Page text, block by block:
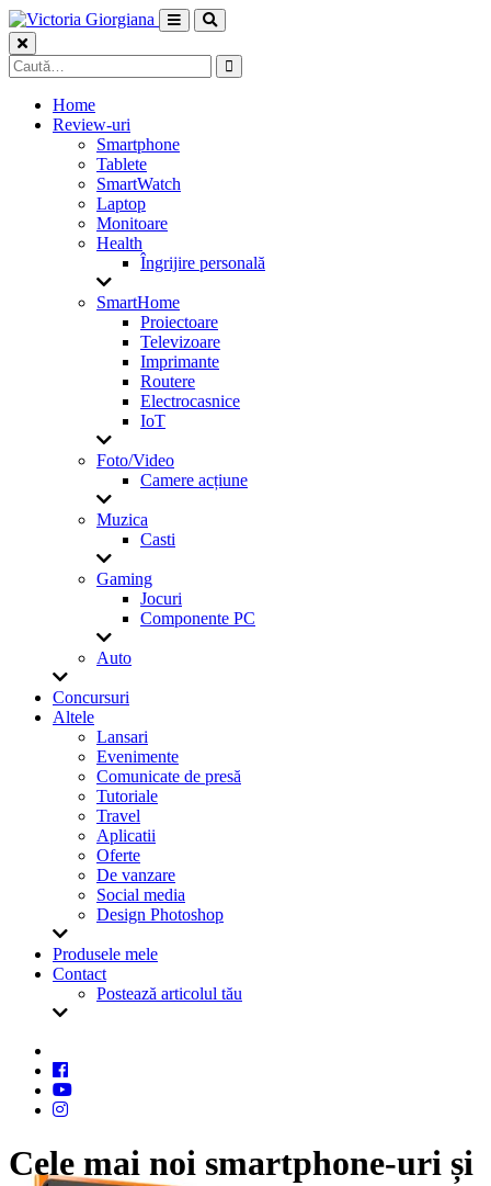
Skip
to
content
Caută
după:
Home
Review-uri
Smartphone
Tablete
SmartWatch
Laptop
Monitoare
Health
Îngrijire personală
SmartHome
Proiectoare
Televizoare
Imprimante
Routere
Electrocasnice
IoT
Foto/Video
Camere acțiune
Muzica
Casti
Gaming
Jocuri
Componente PC
Auto
Concursuri
Altele
Lansari
Evenimente
Comunicate de presă
Tutoriale
Travel
Aplicatii
Oferte
De vanzare
Social media
Design Photoshop
Produsele mele
Contact
Postează articolul tău
Cele mai noi smartphone-uri și